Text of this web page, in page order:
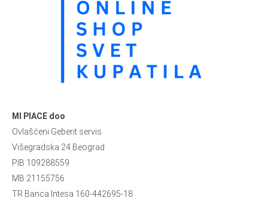
MI PIACE doo
Ovlašćeni Geberit servis
Višegradska 24 Beograd
PIB 109288559
MB 21155756
TR Banca Intesa 160-442695-18